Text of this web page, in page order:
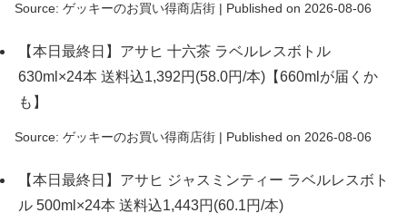
Source: ゲッキーのお買い得商店街 Published on 2026-08-06
【本日最終日】アサヒ 十六茶 ラベルレスボトル
630ml×24本 送料込1,392円(58.0円/本)【660mlが届くか
も】
Source: ゲッキーのお買い得商店街 Published on 2026-08-06
【本日最終日】アサヒ ジャスミンティー ラベルレスボト
ル 500ml×24本 送料込1,443円(60.1円/本)